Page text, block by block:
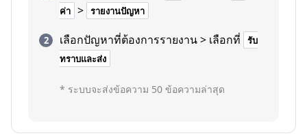
ค่า > รายงานปัญหา
เลือกปัญหาที่ต้องการรายงาน > เลือกที่
รับ
ทราบและส่ง
* ระบบจะส่งข้อความ 50 ข้อความล่าสุด